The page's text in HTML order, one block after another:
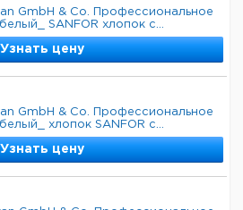
GmbH & Co. Профессиональное
SANFOR хлопок с...
Узнать цену
GmbH & Co. Профессиональное
хлопок SANFOR с...
Узнать цену